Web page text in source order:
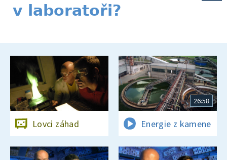
v laboratoři?
Lovci záhad
26:58
Energie z kamene